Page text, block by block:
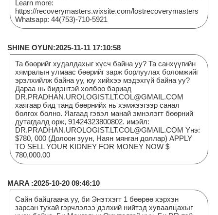
Learn more:
https://recoverymasters.wixsite.com/lostrecoverymasters
Whatsapp: 44(753)-710-5921
SHINE OYUN:2025-11-11 17:10:58
Та бөөрийг худалдахыг хүсч байна уу? Та санхүүгийн
хямралын улмаас бөөрийг зарж борлуулах боломжийг
эрэлхийлж байна уу, юу хийхээ мэдэхгүй байна уу?
Дараа нь бидэнтэй холбоо бариад
DR.PRADHAN.UROLOGIST.LT.COL@GMAIL.COM
хаягаар бид танд бөөрнийх нь хэмжээгээр санал
болгох болно. Яагаад гэвэл манай эмнэлэгт бөөрний
дутагдалд орж, 91424323800802. имэйл:
DR.PRADHAN.UROLOGIST.LT.COL@GMAIL.COM Yнэ:
$780, 000 (Долоон зуун, Наян мянган доллар) APPLY
TO SELL YOUR KIDNEY FOR MONEY NOW $
780,000.00
MARA :2025-10-20 09:46:10
Сайн байцгаана уу, би Энэтхэгт 1 бөөрөө хэрхэн
зарсан тухай гэрчлэлээ дэлхий нийтэд хуваалцахыг